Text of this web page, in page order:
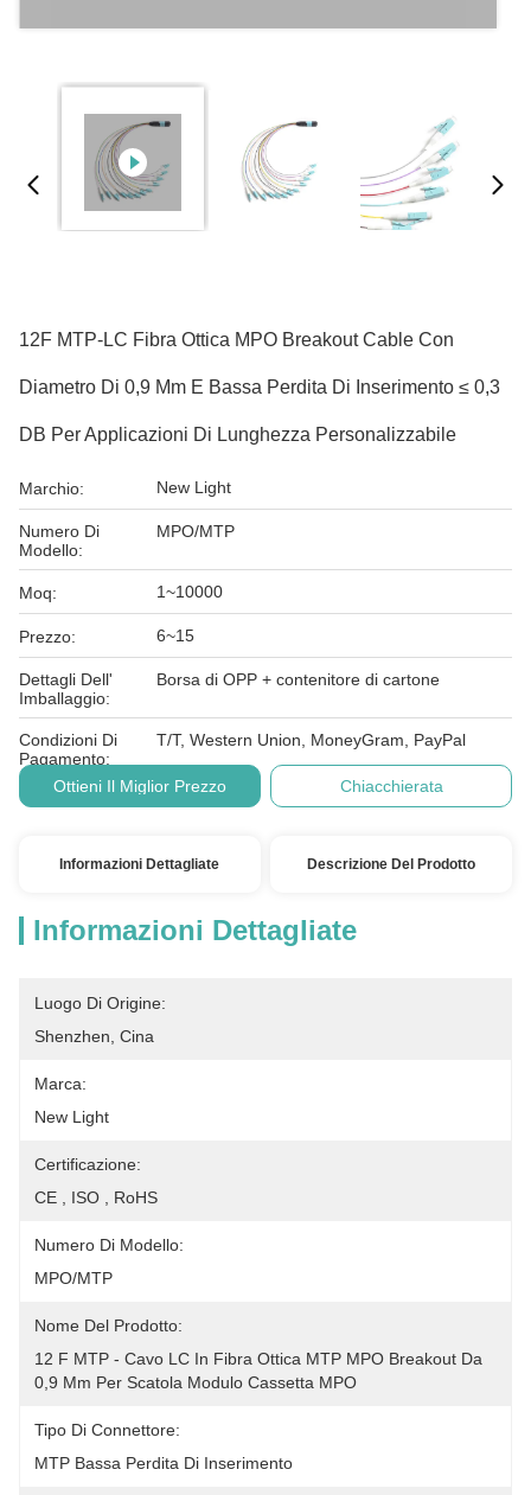
12F MTP-LC Fibra Ottica MPO Breakout Cable Con
Diametro Di 0,9 Mm E Bassa Perdita Di Inserimento ≤ 0,3
DB Per Applicazioni Di Lunghezza Personalizzabile
Marchio: New Light
Numero Di
Modello:
MPO/MTP
Moq: 1~10000
Prezzo: 6~15
Dettagli Dell'
Imballaggio:
Borsa di OPP + contenitore di cartone
Condizioni Di
Pagamento:
T/T, Western Union, MoneyGram, PayPal
Ottieni Il Miglior Prezzo Chiacchierata
Informazioni Dettagliate Descrizione Del Prodotto
Informazioni Dettagliate
Luogo Di Origine:
Shenzhen, Cina
Marca:
New Light
Certificazione:
CE , ISO , RoHS
Numero Di Modello:
MPO/MTP
Nome Del Prodotto:
12 F MTP - Cavo LC In Fibra Ottica MTP MPO Breakout Da
0,9 Mm Per Scatola Modulo Cassetta MPO
Tipo Di Connettore:
MTP Bassa Perdita Di Inserimento